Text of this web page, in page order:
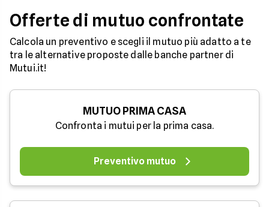
Offerte di mutuo confrontate
Calcola un preventivo e scegli il mutuo più adatto a te
tra le alternative proposte dalle banche partner di
Mutui.it!
MUTUO PRIMA CASA
Confronta i mutui per la prima casa.
Preventivo mutuo